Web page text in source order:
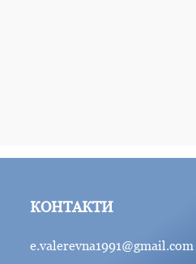
КОНТАКТИ
e.valerevna1991@gmail.com